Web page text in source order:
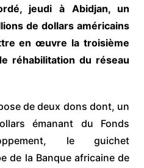
jeudi à Abidjan, un
de dollars américains
en œuvre la troisième
réhabilitation du réseau
de deux dons dont, un
émanant du Fonds
le guichet
de la Banque africaine de